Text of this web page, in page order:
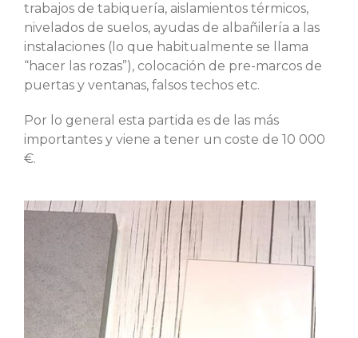
trabajos de tabiquería, aislamientos térmicos,
nivelados de suelos, ayudas de albañilería a las
instalaciones (lo que habitualmente se llama
“hacer las rozas”), colocación de pre-marcos de
puertas y ventanas, falsos techos etc.
Por lo general esta partida es de las más
importantes y viene a tener un coste de 10 000
€.